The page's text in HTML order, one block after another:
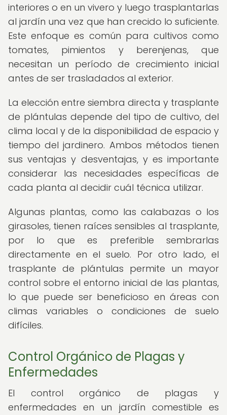
interiores o en un vivero y luego trasplantarlas
al jardín una vez que han crecido lo suficiente.
Este enfoque es común para cultivos como
tomates, pimientos y berenjenas, que
necesitan un período de crecimiento inicial
antes de ser trasladados al exterior.
La elección entre siembra directa y trasplante
de plántulas depende del tipo de cultivo, del
clima local y de la disponibilidad de espacio y
tiempo del jardinero. Ambos métodos tienen
sus ventajas y desventajas, y es importante
considerar las necesidades específicas de
cada planta al decidir cuál técnica utilizar.
Algunas plantas, como las calabazas o los
girasoles, tienen raíces sensibles al trasplante,
por lo que es preferible sembrarlas
directamente en el suelo. Por otro lado, el
trasplante de plántulas permite un mayor
control sobre el entorno inicial de las plantas,
lo que puede ser beneficioso en áreas con
climas variables o condiciones de suelo
difíciles.
Control Orgánico de Plagas y
Enfermedades
El control orgánico de plagas y
enfermedades en un jardín comestible es